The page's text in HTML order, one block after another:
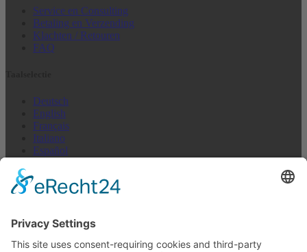
Service en Consulting
Betaling en Verzending
Klachten / Retouren
FAQ
Deutsch
English
Français
Italiano
Español
US + Canada
I agree to not receive anything*